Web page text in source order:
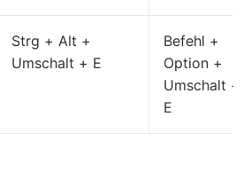
Strg + Alt +
Umschalt + E
Befehl +
Option +
Umschalt +
E